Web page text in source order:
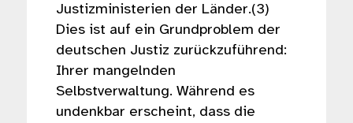
Justizministerien der Länder.(3)
Dies ist auf ein Grundproblem der
deutschen Justiz zurückzuführend:
Ihrer mangelnden
Selbstverwaltung. Während es
undenkbar erscheint, dass die